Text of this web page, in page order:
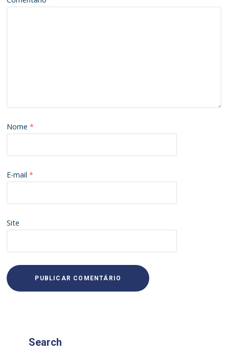
Nome*
E-mail*
Site
Search